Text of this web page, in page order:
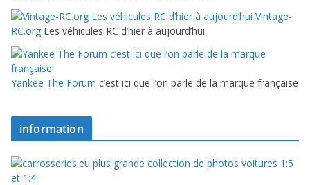
Vintage-
RC.org Les véhicules RC d’hier à aujourd’hui
Yankee The Forum c’est ici que l’on parle de la marque française
information